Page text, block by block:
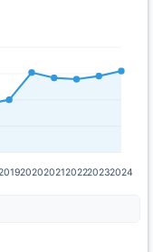
20202021202220232024